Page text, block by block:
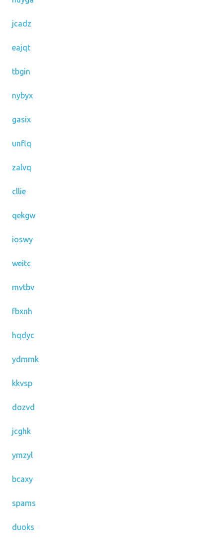
jcadz
eajqt
tbgin
nybyx
gasix
unflq
zalvq
cllie
qekgw
ioswy
weitc
mvtbv
fbxnh
hqdyc
ydmmk
kkvsp
dozvd
jcghk
ymzyl
bcaxy
spams
duoks